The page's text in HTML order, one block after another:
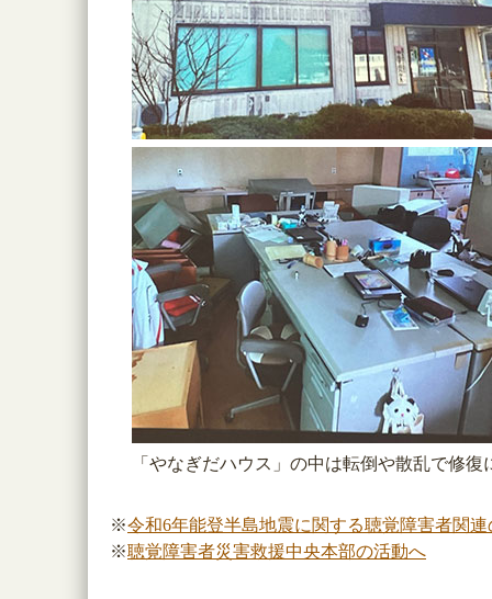
「やなぎだハウス」の中は転倒や散乱で修
※令和6年能登半島地震に関する聴覚障害者関
※聴覚障害者災害救援中央本部の活動へ